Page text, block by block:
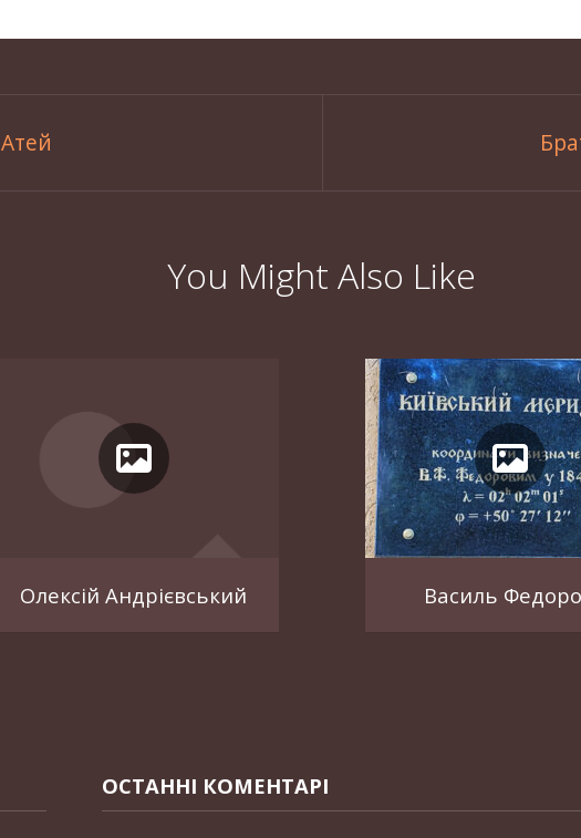
Атей
You Might Also Like
Олексій Андрієвський Василь
ОСТАННІ КОМЕНТАРІ